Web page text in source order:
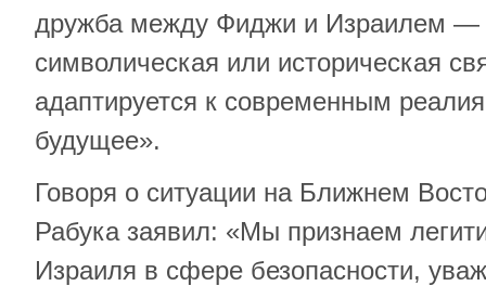
дружба между Фиджи и Израилем —
символическая или историческая
адаптируется к современным
будущее».
Говоря о ситуации на Ближнем
Рабука заявил: «Мы признаем
Израиля в сфере безопасности,